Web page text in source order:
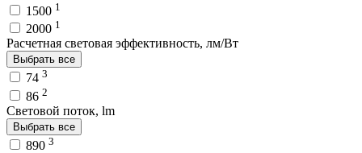
1500 1
2000 1
Расчетная световая эффективность, лм/Вт
Выбрать все
74 3
86 2
Световой поток, lm
Выбрать все
890 3